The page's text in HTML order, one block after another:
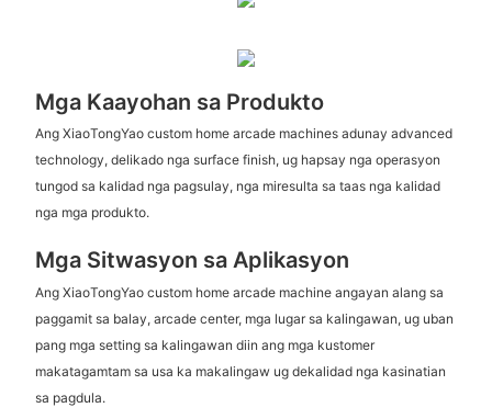
Mga Kaayohan sa Produkto
Ang XiaoTongYao custom home arcade machines adunay advanced
technology, delikado nga surface finish, ug hapsay nga operasyon
tungod sa kalidad nga pagsulay, nga miresulta sa taas nga kalidad
nga mga produkto.
Mga Sitwasyon sa Aplikasyon
Ang XiaoTongYao custom home arcade machine angayan alang sa
paggamit sa balay, arcade center, mga lugar sa kalingawan, ug uban
pang mga setting sa kalingawan diin ang mga kustomer
makatagamtam sa usa ka makalingaw ug dekalidad nga kasinatian
sa pagdula.